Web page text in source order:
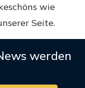
wie
Seite.
werden